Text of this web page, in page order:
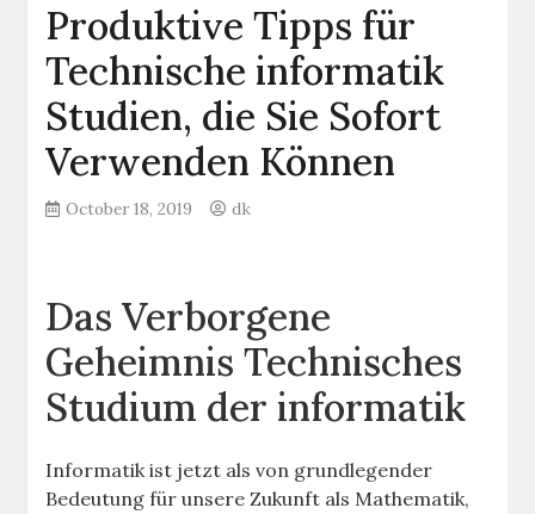
Produktive Tipps für
Technische informatik
Studien, die Sie Sofort
Verwenden Können
October 18, 2019 dk
Das Verborgene
Geheimnis Technisches
Studium der informatik
Informatik ist jetzt als von grundlegender
Bedeutung für unsere Zukunft als Mathematik,